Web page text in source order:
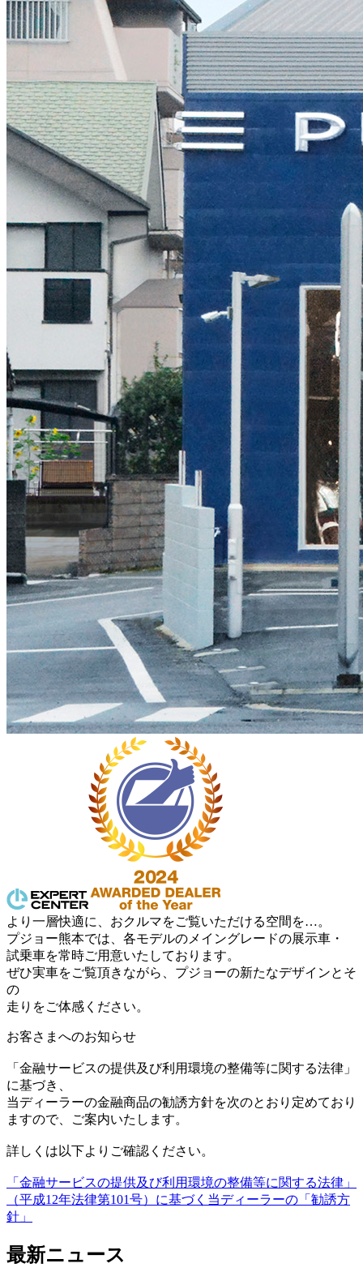
より一層快適に、おクルマをご覧いただける空間を…。
プジョー熊本では、各モデルのメイングレードの展示車・
試乗車を常時ご用意いたしております。
ぜひ実車をご覧頂きながら、プジョーの新たなデザインとそ
の
走りをご体感ください。
お客さまへのお知らせ
「金融サービスの提供及び利用環境の整備等に関する法律」
に基づき、
当ディーラーの金融商品の勧誘方針を次のとおり定めており
ますので、ご案内いたします。
詳しくは以下よりご確認ください。
「金融サービスの提供及び利用環境の整備等に関する法律」
（平成12年法律第101号）に基づく当ディーラーの「勧誘方
針」
最新ニュース